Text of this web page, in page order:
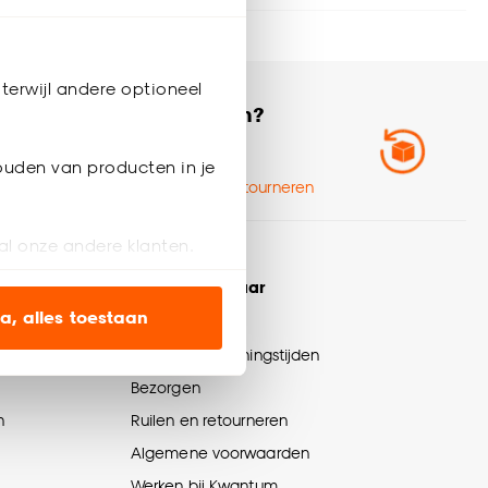
andere optioneel
van producten in je
onze andere klanten.
om alleen de
wel of niet te
cookieverklaring.
alles toestaan
Ruilen of
retourneren?
Ruilen en retourneren
Altijd bereikbaar
Klantenservice
Winkels en openingstijden
Bezorgen
Ruilen en retourneren
Algemene voorwaarden